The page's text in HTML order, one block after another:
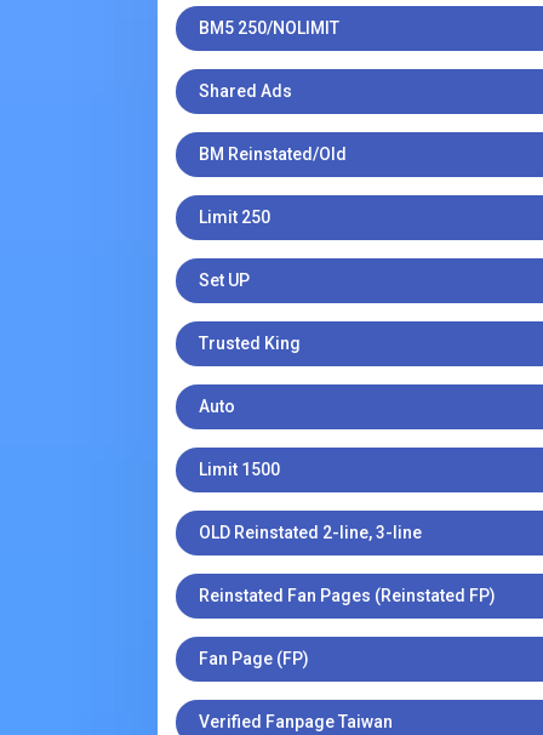
BM5 250/NOLIMIT
Shared Ads
BM Reinstated/Old
Limit 250
Set UP
Trusted King
Auto
Limit 1500
OLD Reinstated 2-line, 3-line
Reinstated Fan Pages (Reinstated FP)
Fan Page (FP)
Verified Fanpage Taiwan